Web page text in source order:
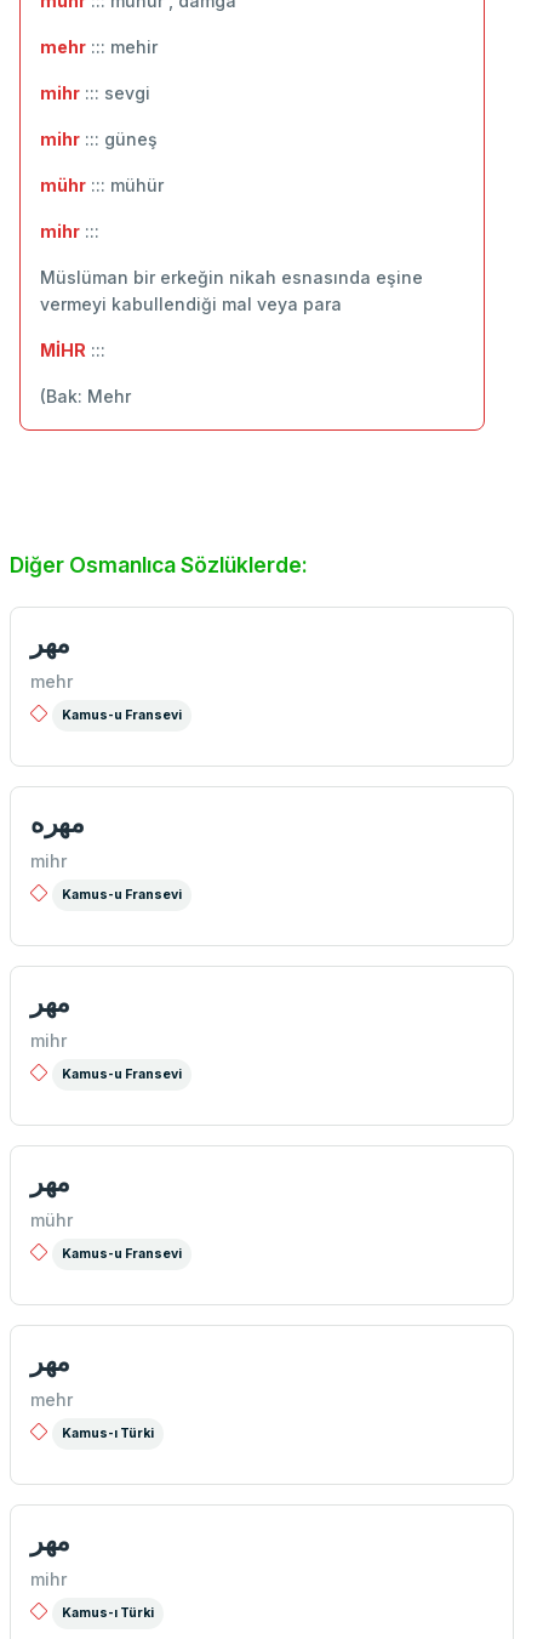
mehr ::: ‬mehir
mihr ::: ‬sevgi
mihr ::: güneş
mühr ::: ‬mühür
mihr :::
Müslüman bir erkeğin nikah esnasında eşine
vermeyi kabullendiği mal veya para
MİHR :::
(Bak: Mehr
Diğer Osmanlıca Sözlüklerde:
مهر
mehr
Kamus-u Fransevi
مهره
mihr
Kamus-u Fransevi
مهر
mihr
Kamus-u Fransevi
مهر
mühr
Kamus-u Fransevi
مهر
mehr
Kamus-ı Türki
مهر
mihr
Kamus-ı Türki